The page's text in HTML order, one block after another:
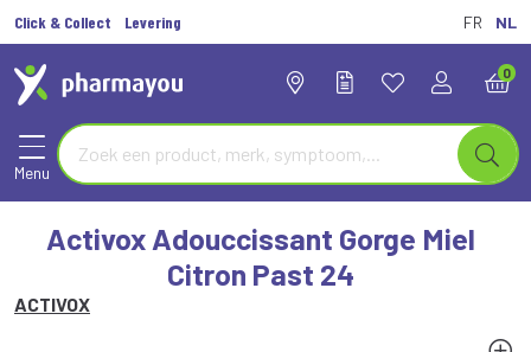
Click & Collect Levering FR NL
0
Menu
Activox Adouccissant Gorge Miel
Citron Past 24
ACTIVOX